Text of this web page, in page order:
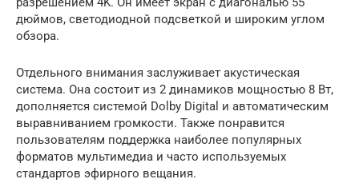
дюймов, светодиодной подсветкой и широким углом
обзора.
Отдельного внимания заслуживает акустическая
система. Она состоит из 2 динамиков мощностью 8 Вт,
дополняется системой Dolby Digital и автоматическим
выравниванием громкости. Также понравится
пользователям поддержка наиболее популярных
форматов мультимедиа и часто используемых
стандартов эфирного вещания.